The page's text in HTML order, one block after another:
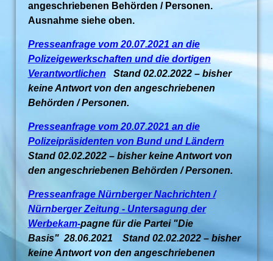
angeschriebenen Behörden / Personen.
Ausnahme siehe oben.
Presseanfrage vom 20.07.2021 an die
Polizeigewerkschaften und die dortigen
Verantwortlichen Stand 02.02.2022 – bisher
keine Antwort von den angeschriebenen
Behörden / Personen.
Presseanfrage vom 20.07.2021 an die
Polizeipräsidenten von Bund und Ländern
Stand 02.02.2022 – bisher keine Antwort von
den angeschriebenen Behörden / Personen.
Presseanfrage Nürnberger Nachrichten /
Nürnberger Zeitung - Untersagung der
Werbekam-pagne für die Partei "Die
Basis" 28.06.2021 Stand 02.02.2022 – bisher
keine Antwort von den angeschriebenen